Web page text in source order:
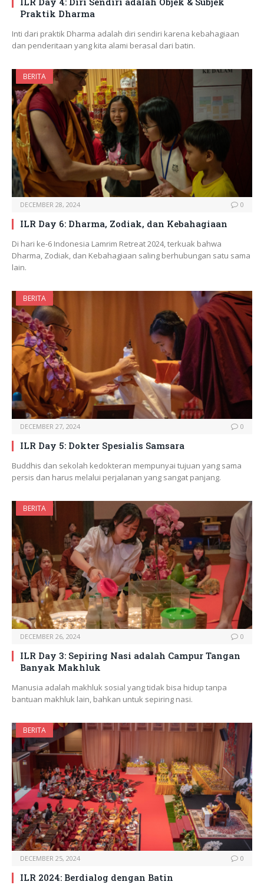
Praktik Dharma
Inti dari praktik Dharma adalah diri sendiri karena kebahagiaan
dan penderitaan yang kita alami berasal dari batin.
BERITA
DECEMBER 28, 2024 0
ILR Day 6: Dharma, Zodiak, dan Kebahagiaan
Di hari ke-6 Indonesia Lamrim Retreat 2024, terkuak bahwa
Dharma, Zodiak, dan Kebahagiaan saling berhubungan satu sama
lain.
BERITA
DECEMBER 27, 2024 0
ILR Day 5: Dokter Spesialis Samsara
Buddhis dan sekolah kedokteran mempunyai tujuan yang sama
persis dan harus melalui perjalanan yang sangat panjang.
BERITA
DECEMBER 26, 2024 0
ILR Day 3: Sepiring Nasi adalah Campur Tangan
Banyak Makhluk
Manusia adalah makhluk sosial yang tidak bisa hidup tanpa
bantuan makhluk lain, bahkan untuk sepiring nasi.
BERITA
DECEMBER 25, 2024 0
ILR 2024: Berdialog dengan Batin